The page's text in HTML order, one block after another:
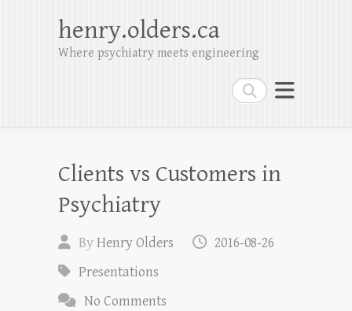
Search
henry.olders.ca
Where psychiatry meets engineering
Clients vs Customers in
Psychiatry
ByHenry Olders
2016-08-26
Presentations
No Comments